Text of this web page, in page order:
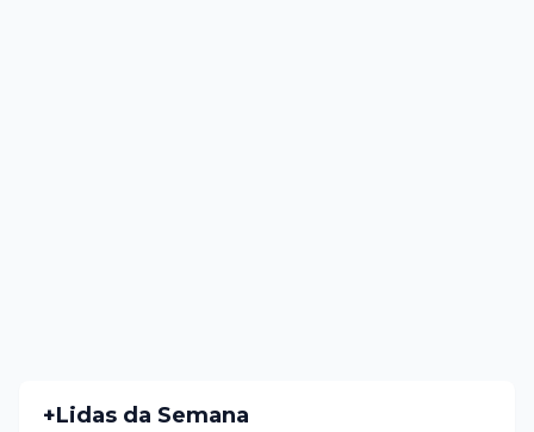
+Lidas da Semana